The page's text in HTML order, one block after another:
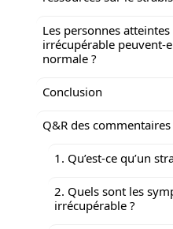
Les personnes
irrécupérable peuvent-
normale ?
Conclusion
Q&R des commentaires
1. Qu’est-ce qu’un
2. Quels sont les
irrécupérable ?